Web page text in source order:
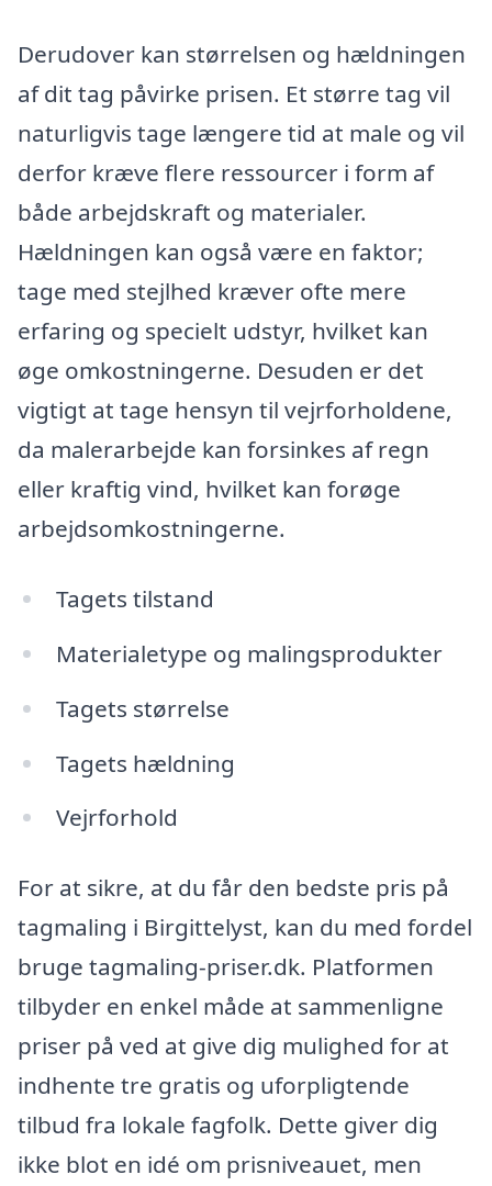
Derudover kan størrelsen og hældningen
af dit tag påvirke prisen. Et større tag vil
naturligvis tage længere tid at male og vil
derfor kræve flere ressourcer i form af
både arbejdskraft og materialer.
Hældningen kan også være en faktor;
tage med stejlhed kræver ofte mere
erfaring og specielt udstyr, hvilket kan
øge omkostningerne. Desuden er det
vigtigt at tage hensyn til vejrforholdene,
da malerarbejde kan forsinkes af regn
eller kraftig vind, hvilket kan forøge
arbejdsomkostningerne.
Tagets tilstand
Materialetype og malingsprodukter
Tagets størrelse
Tagets hældning
Vejrforhold
For at sikre, at du får den bedste pris på
tagmaling i Birgittelyst, kan du med fordel
bruge tagmaling-priser.dk. Platformen
tilbyder en enkel måde at sammenligne
priser på ved at give dig mulighed for at
indhente tre gratis og uforpligtende
tilbud fra lokale fagfolk. Dette giver dig
ikke blot en idé om prisniveauet, men